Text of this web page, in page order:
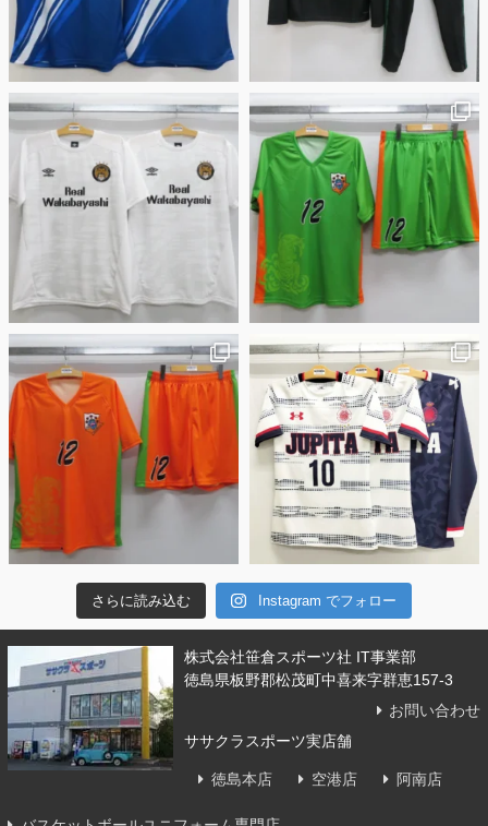
さらに読み込む Instagram でフォロー
株式会社笹倉スポーツ社 IT事業部
徳島県板野郡松茂町中喜来字群恵157-3
お問い合わせ
ササクラスポーツ実店舗
徳島本店 空港店 阿南店